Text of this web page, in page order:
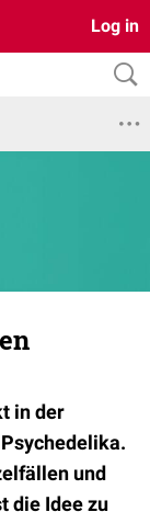
Log in
in der
und
die Idee zu